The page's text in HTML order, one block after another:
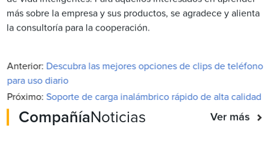
más sobre la empresa y sus productos, se agradece y alienta
la consultoría para la cooperación.
Anterior: Descubra las mejores opciones de clips de teléfono
para uso diario
Próximo: Soporte de carga inalámbrico rápido de alta calidad
CompañíaNoticias Ver más